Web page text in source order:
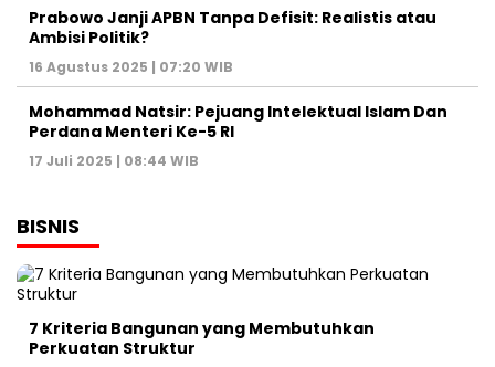
Prabowo Janji APBN Tanpa Defisit: Realistis atau
Ambisi Politik?
16 Agustus 2025 | 07:20 WIB
Mohammad Natsir: Pejuang Intelektual Islam Dan
Perdana Menteri Ke-5 RI
17 Juli 2025 | 08:44 WIB
BISNIS
7 Kriteria Bangunan yang Membutuhkan
Perkuatan Struktur